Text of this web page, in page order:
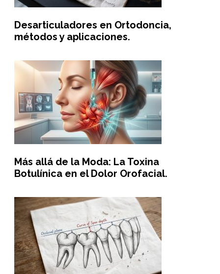
Desarticuladores en Ortodoncia,
métodos y aplicaciones.
Más allá de la Moda: La Toxina
Botulínica en el Dolor Orofacial.